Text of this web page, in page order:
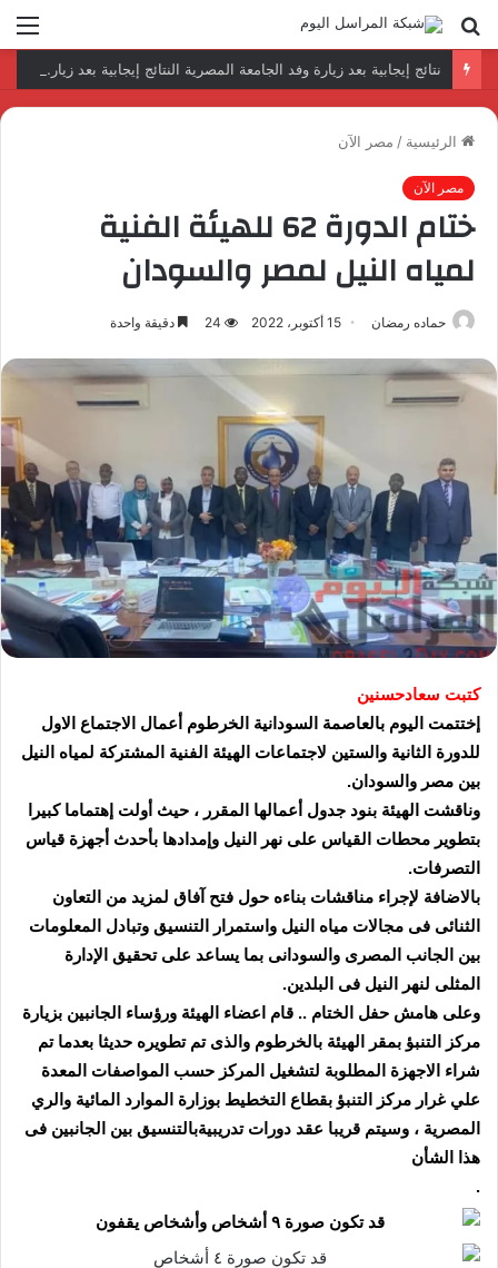
بحث
عن
نتائج إيجابية بعد زيارة وفد الجامعة المصرية النتائج إيجابية بعد زيارة وفد الجامعة المصرية الروسية لمصنع الإلكترونياتروسية لمصنع الإلكترونيات
الرئيسية / مصر الآن
مصر الآن
ختام الدورة 62 للهيئة الفنية
لمياه النيل لمصر والسودان
حماده رمضان 15 أكتوبر، 2022 24 دقيقة واحدة
كتبت سعادحسنين
إختتمت اليوم بالعاصمة السودانية الخرطوم أعمال الاجتماع الاول
للدورة الثانية والستين لاجتماعات الهيئة الفنية المشتركة لمياه النيل
بين مصر والسودان.
وناقشت الهيئة بنود جدول أعمالها المقرر ، حيث أولت إهتماما كبيرا
بتطوير محطات القياس على نهر النيل وإمدادها بأحدث أجهزة قياس
التصرفات.
بالاضافة لإجراء مناقشات بناءه حول فتح آفاق لمزيد من التعاون
الثنائى فى مجالات مياه النيل واستمرار التنسيق وتبادل المعلومات
بين الجانب المصرى والسودانى بما يساعد على تحقيق الإدارة
المثلى لنهر النيل فى البلدين.
وعلى هامش حفل الختام .. قام اعضاء الهيئة ورؤساء الجانبين بزيارة
مركز التنبؤ بمقر الهيئة بالخرطوم والذى تم تطويره حديثا بعدما تم
شراء الاجهزة المطلوبة لتشغيل المركز حسب المواصفات المعدة
علي غرار مركز التنبؤ بقطاع التخطيط بوزارة الموارد المائية والري
المصرية ، وسيتم قريبا عقد دورات تدريبيةبالتنسيق بين الجانبين فى
هذا الشأن
.